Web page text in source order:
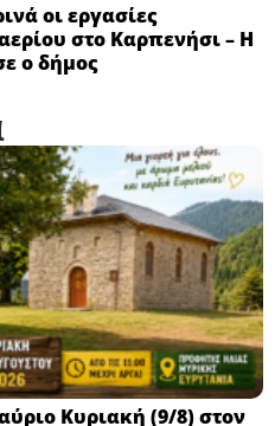
οι εργασίες
στο Καρπενήσι – Η
ο δήμος
Κυριακή (9/8) στον